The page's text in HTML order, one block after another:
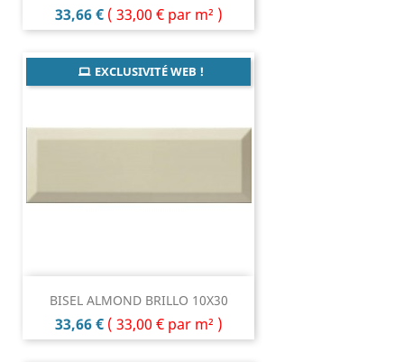
Prix
33,66 € ( 33,00 € par m² )
BISEL ALMOND BRILLO 10X30
Prix
33,66 € ( 33,00 € par m² )
EXCLUSIVITÉ WEB !